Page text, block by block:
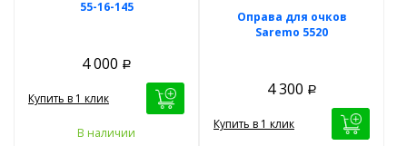
55-16-145
4 000 Р
Купить в 1 клик
В наличии
Оправа для очков
Saremo 5520
4 300 Р
Купить в 1 клик